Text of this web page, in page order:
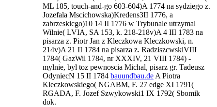
ML 185, touch-and-go 603-604)A 1774 na sydziego z.
Jozefala Mscichowska)Kredens3II 1776, a
zabrzeskicgo)10 14 II 1776 w Trybunale utrzymal
Wilnie( LVIA, SA 153, k. 218-218v)A 4 III 1783 na
pisarza z. Piotr Jan z Kleczkowa Kleczkowski, n.
214v)A 21 II 1784 na pisarza z. RadziszcwskiVIII
1784( GazWil 1784, nr XXXIV, 21 VIII 1784) -
mylnie, byl toz pewnoscia Michal, pisarz gr. Tadeusz
OdyniecN 15 II 1784 bauundbau.de A Piotra
Kleczkowskiego( NGABM, F. 27 edge XI 1791(
RGADA, F. Jozef Szwykowski1 IX 1792( Sbomik
dok.